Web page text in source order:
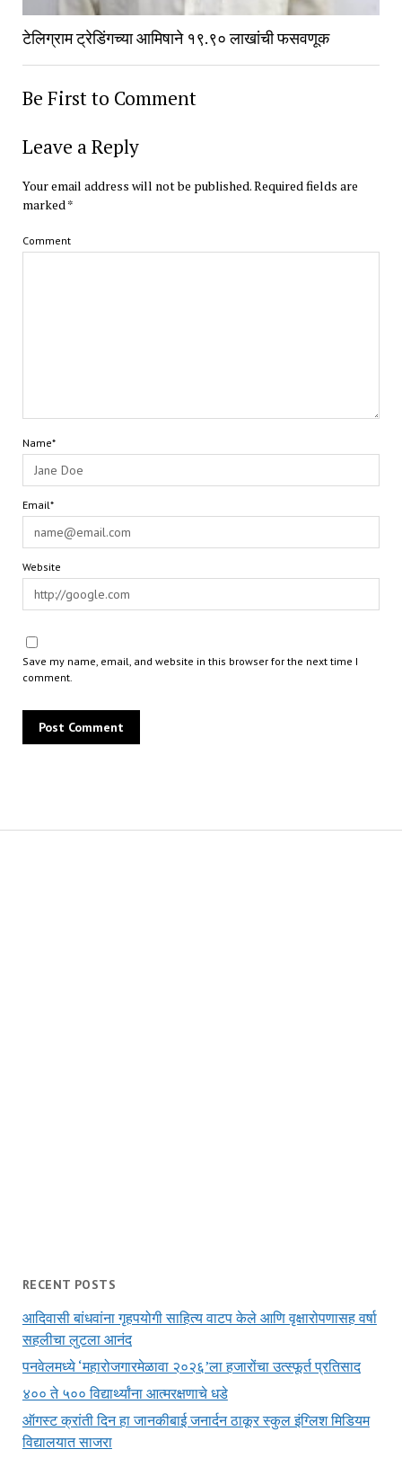
RECENT POSTS
आदिवासी बांधवांना गृहपयोगी साहित्य वाटप केले आणि वृक्षारोपणासह वर्षा
सहलीचा लुटला आनंद
पनवेलमध्ये ‘महारोजगारमेळावा २०२६’ला हजारोंचा उत्स्फूर्त प्रतिसाद
४०० ते ५०० विद्यार्थ्यांना आत्मरक्षणाचे धडे
ऑगस्ट क्रांती दिन हा जानकीबाई जनार्दन ठाकूर स्कुल इंग्लिश मिडियम
विद्यालयात साजरा
टेलिग्राम ट्रेडिंगच्या आमिषाने १९.९० लाखांची फसवणूक
Be First to Comment
Leave a Reply
Your email address will not be published.Required fields are
marked *
Comment
Name*
Email*
Website
Save my name, email, and website in this browser for the next time I
comment.